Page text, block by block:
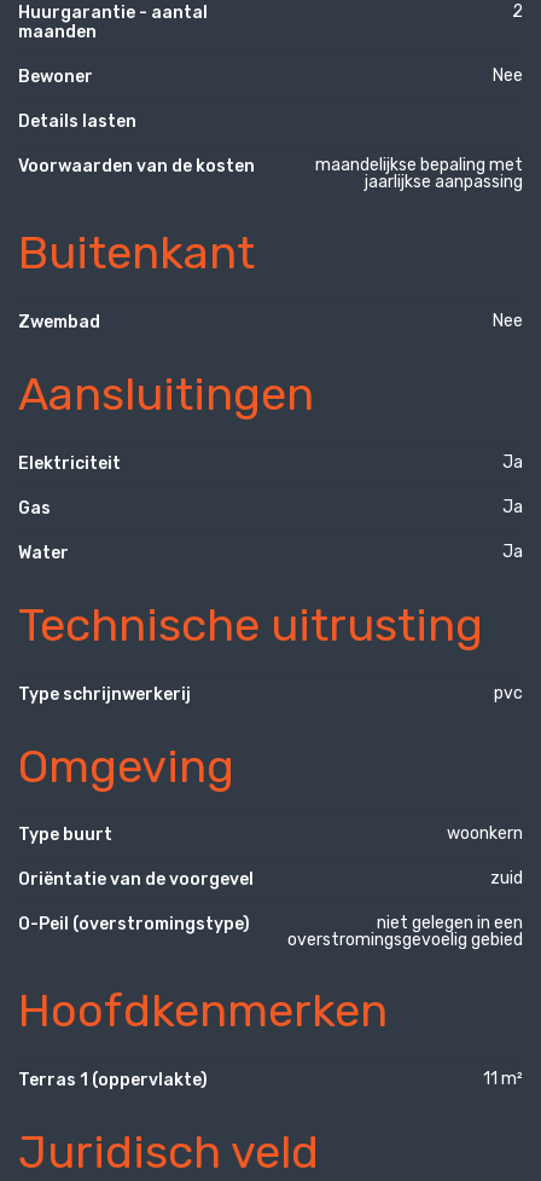
Huurgarantie - aantal
maanden
2
Bewoner Nee
Details lasten
Voorwaarden van de kosten
maandelijkse bepaling met
jaarlijkse aanpassing
Buitenkant
Zwembad Nee
Aansluitingen
Elektriciteit Ja
Gas Ja
Water Ja
Technische uitrusting
Type schrijnwerkerij pvc
Omgeving
Type buurt woonkern
Oriëntatie van de voorgevel zuid
O-Peil (overstromingstype)
niet gelegen in een
overstromingsgevoelig gebied
Hoofdkenmerken
Terras 1 (oppervlakte) 11 m²
Juridisch veld